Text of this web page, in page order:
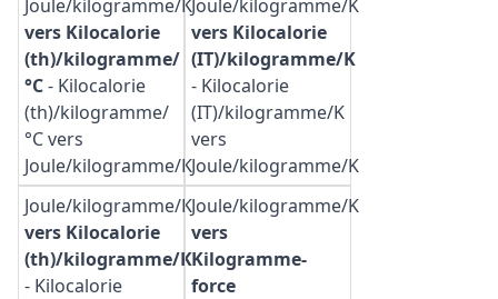
Joule/kilogramme/K
vers Kilocalorie
(th)/kilogramme/
°C- Kilocalorie
(th)/kilogramme/
°C vers
Joule/kilogramme/K
Joule/kilogramme/K
vers Kilocalorie
(IT)/kilogramme/K
- Kilocalorie
(IT)/kilogramme/K
vers
Joule/kilogramme/K
Joule/kilogramme/K
vers Kilocalorie
(th)/kilogramme/K
- Kilocalorie
Joule/kilogramme/K
vers
Kilogramme-
force